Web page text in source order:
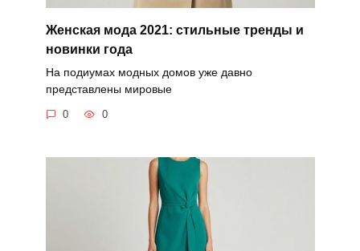
Женская мода 2021: стильные тренды и
новинки года
На подиумах модных домов уже давно
представлены мировые
0 0